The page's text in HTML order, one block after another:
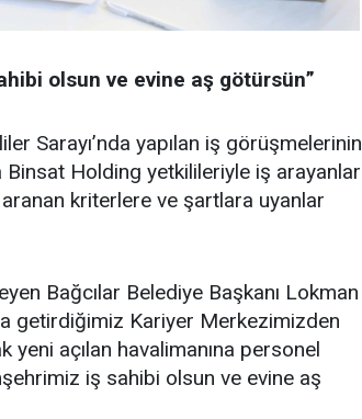
olsun ve evine aş götürsün”
Sarayı’nda yapılan iş görüşmelerinin
Binsat Holding yetkilileriyle iş arayanlar
aranan kriterlere ve şartlara uyanlar
Bağcılar Belediye Başkanı Lokman
getirdiğimiz Kariyer Merkezimizden
yeni açılan havalimanına personel
iş sahibi olsun ve evine aş